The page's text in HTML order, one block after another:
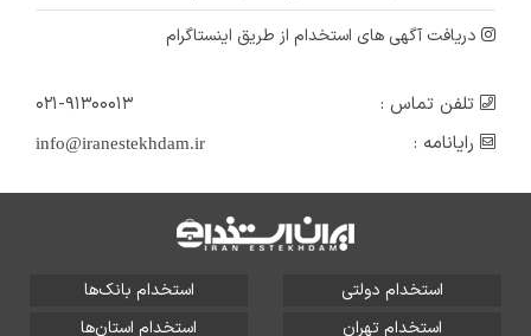
دریافت آگهی های استخدام از طریق اینستاگرام
تلفن تماس :
۰۲۱-۹۱۳۰۰۰۱۳
رایانامه :
info@iranestekhdam.ir
استخدام دولتی
استخدام بانک‌ها
استخدام تهران
استخدام استان‌ها